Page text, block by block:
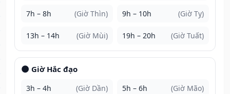
7h – 8h (Giờ Thìn) 9h – 10h (Giờ Tỵ)
13h – 14h (Giờ Mùi) 19h – 20h (Giờ Tuất)
🌑 Giờ Hắc đạo
3h – 4h (Giờ Dần) 5h – 6h (Giờ Mão)